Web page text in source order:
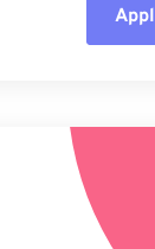
Applica da
Salva